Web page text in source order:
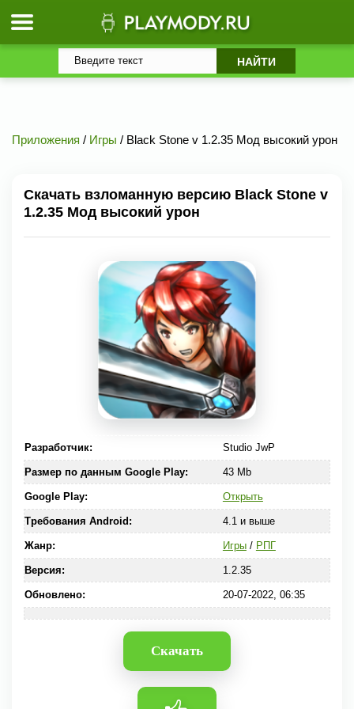
Приложения / Игры / Black Stone v 1.2.35 Мод высокий урон
Скачать взломанную версию Black Stone v
1.2.35 Мод высокий урон
Разработчик: Studio JwP
Размер по данным Google Play: 43 Mb
Google Play: Открыть
Требования Android: 4.1 и выше
Жанр: Игры/ РПГ
Версия: 1.2.35
Обновлено: 20-07-2022, 06:35
Скачать